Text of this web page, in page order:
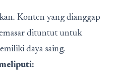
Konten yang dianggap
dituntut untuk
daya saing.